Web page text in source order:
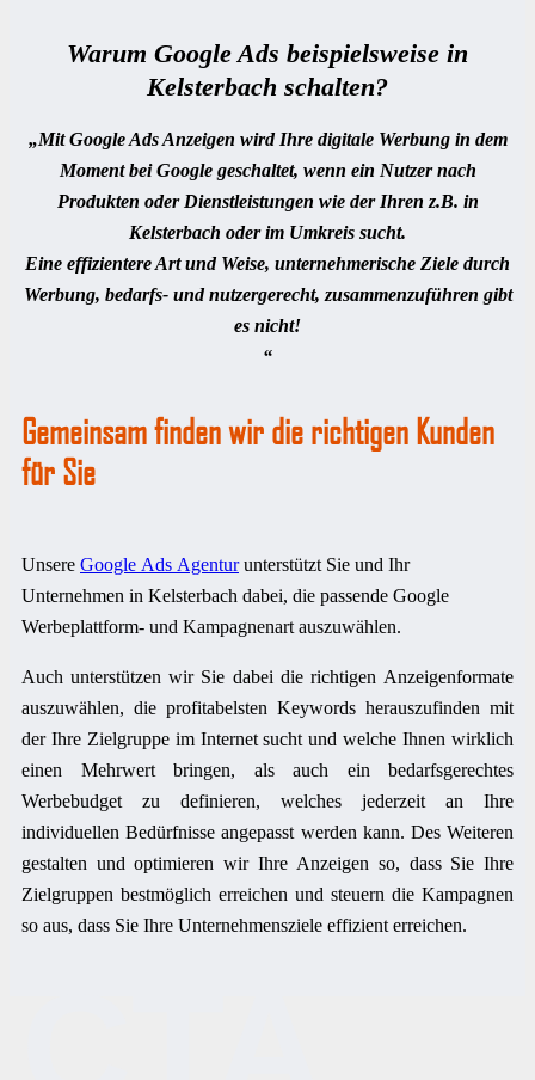
Warum Google Ads beispielsweise in
Kelsterbach schalten?
„Mit Google Ads Anzeigen wird Ihre digitale Werbung in dem
Moment bei Google geschaltet, wenn ein Nutzer nach
Produkten oder Dienstleistungen wie der Ihren z.B. in
Kelsterbach oder im Umkreis sucht.
Eine effizientere Art und Weise, unternehmerische Ziele durch
Werbung, bedarfs- und nutzergerecht, zusammenzuführen gibt
es nicht!
“
Gemeinsam finden wir die richtigen Kunden
für Sie
Unsere Google Ads Agenturunterstützt Sie und Ihr
Unternehmen in Kelsterbach dabei, die passende Google
Werbeplattform- und Kampagnenart auszuwählen.
Auch unterstützen wir Sie dabei die richtigen Anzeigenformate
auszuwählen, die profitabelsten Keywords herauszufinden mit
der Ihre Zielgruppe im Internet sucht und welche Ihnen wirklich
einen Mehrwert bringen, als auch ein bedarfsgerechtes
Werbebudget zu definieren, welches jederzeit an Ihre
individuellen Bedürfnisse angepasst werden kann. Des Weiteren
gestalten und optimieren wir Ihre Anzeigen so, dass Sie Ihre
Zielgruppen bestmöglich erreichen und steuern die Kampagnen
so aus, dass Sie Ihre Unternehmensziele effizient erreichen.